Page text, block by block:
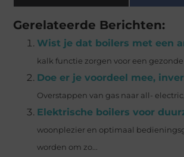
Gerelateerde Berichten:
Wist je dat boilers met een
kalk functie zorgen voor een
Doe er je voordeel mee,
Overstappen van gas naar all-
Elektrische boilers voor
woonplezier en optimaal
worden om zo...